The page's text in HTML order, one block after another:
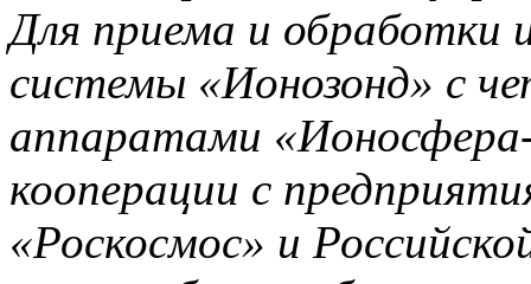
Для приема и обработки
системы «Ионозонд» с
аппаратами
кооперации с
«Роскосмос» и